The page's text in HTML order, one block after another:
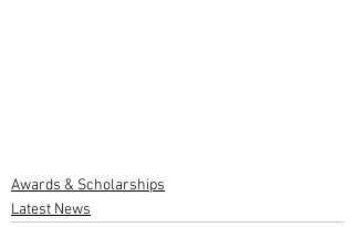
Awards & Scholarships
Latest News